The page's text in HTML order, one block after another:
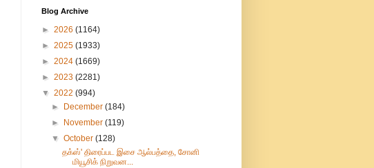
Blog Archive
► 2026 (1164)
► 2025 (1933)
► 2024 (1669)
► 2023 (2281)
▼ 2022 (994)
►
December(184)
►
November(119)
▼October(128)
தக்ஸ்' திரைப்பட இசை ஆல்பத்தை, சோனி
மியூசிக் நிறுவன...